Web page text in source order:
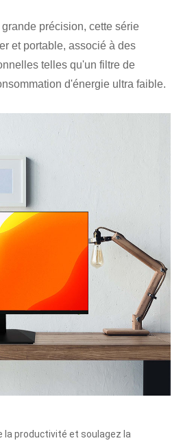
précision, cette série
et portable, associé à des
telles qu'un filtre de
d'énergie ultra faible.
la productivité et soulagez la